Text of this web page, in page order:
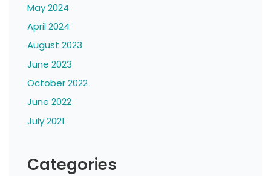
May 2024
April 2024
August 2023
June 2023
October 2022
June 2022
July 2021
Categories